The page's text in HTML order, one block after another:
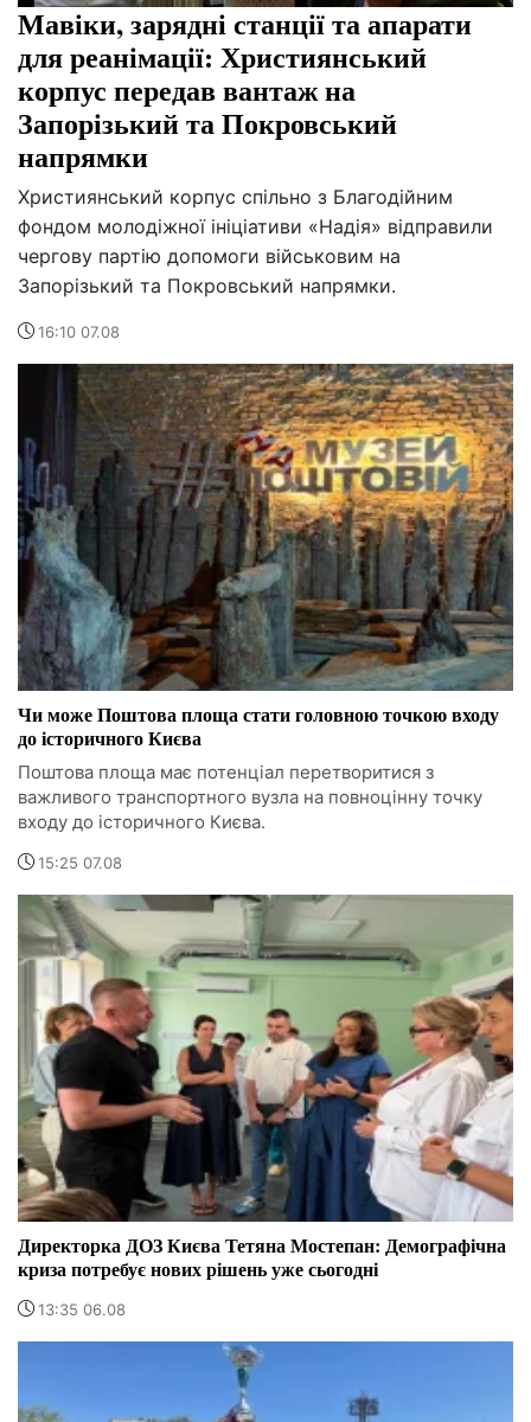
Мавіки, зарядні станції та апарати
для реанімації: Християнський
корпус передав вантаж на
Запорізький та Покровський
напрямки
Християнський корпус спільно з Благодійним
фондом молодіжної ініціативи «Надія» відправили
чергову партію допомоги військовим на
Запорізький та Покровський напрямки.
16:10 07.08
Чи може Поштова площа стати головною точкою входу
до історичного Києва
Поштова площа має потенціал перетворитися з
важливого транспортного вузла на повноцінну точку
входу до історичного Києва.
15:25 07.08
Директорка ДОЗ Києва Тетяна Мостепан: Демографічна
криза потребує нових рішень уже сьогодні
13:35 06.08